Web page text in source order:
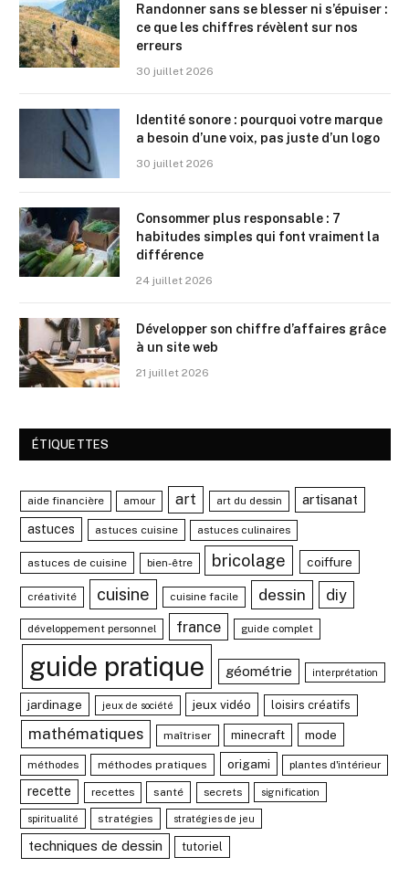
Randonner sans se blesser ni s’épuiser :
ce que les chiffres révèlent sur nos
erreurs
30 juillet 2026
Identité sonore : pourquoi votre marque
a besoin d’une voix, pas juste d’un logo
30 juillet 2026
Consommer plus responsable : 7
habitudes simples qui font vraiment la
différence
24 juillet 2026
Développer son chiffre d’affaires grâce
à un site web
21 juillet 2026
ÉTIQUETTES
aide financière amour art art du dessin artisanat
astuces astuces cuisine astuces culinaires
astuces de cuisine bien-être bricolage coiffure
créativité cuisine cuisine facile dessin diy
développement personnel france guide complet
guide pratique géométrie interprétation
jardinage jeux de société jeux vidéo loisirs créatifs
mathématiques maîtriser minecraft mode
méthodes méthodes pratiques origami plantes d'intérieur
recette recettes santé secrets signification
spiritualité stratégies stratégies de jeu
techniques de dessin tutoriel